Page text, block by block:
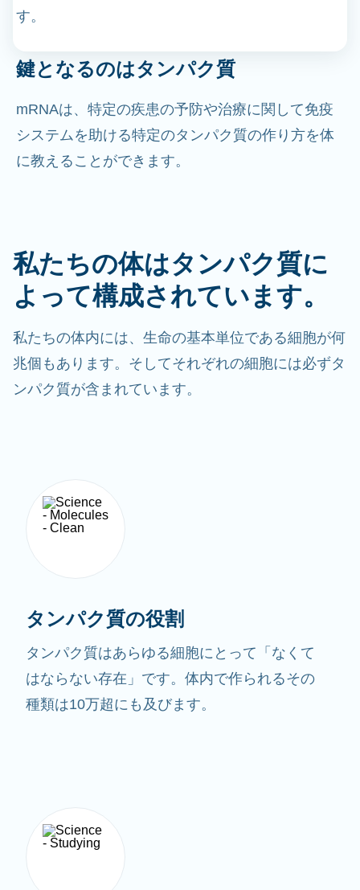
す。
鍵となるのはタンパク質
mRNAは、特定の疾患の予防や治療に関して免疫
システムを助ける特定のタンパク質の作り方を体
に教えることができます。
私たちの体はタンパク質に
よって構成されています。
私たちの体内には、生命の基本単位である細胞が何
兆個もあります。そしてそれぞれの細胞には必ずタ
ンパク質が含まれています。
タンパク質の役割
タンパク質はあらゆる細胞にとって「なくて
はならない存在」です。体内で作られるその
種類は10万超にも及びます。